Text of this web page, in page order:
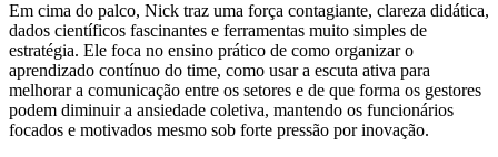
Em cima do palco, Nick traz uma força contagiante, clareza didática,
dados científicos fascinantes e ferramentas muito simples de
estratégia. Ele foca no ensino prático de como organizar o
aprendizado contínuo do time, como usar a escuta ativa para
melhorar a comunicação entre os setores e de que forma os gestores
podem diminuir a ansiedade coletiva, mantendo os funcionários
focados e motivados mesmo sob forte pressão por inovação.